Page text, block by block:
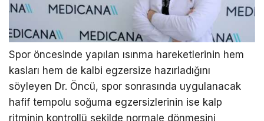
Spor öncesinde yapılan ısınma hareketlerinin hem
kasları hem de kalbi egzersize hazırladığını
söyleyen Dr. Öncü, spor sonrasında uygulanacak
hafif tempolu soğuma egzersizlerinin ise kalp
ritminin kontrollü şekilde normale dönmesini